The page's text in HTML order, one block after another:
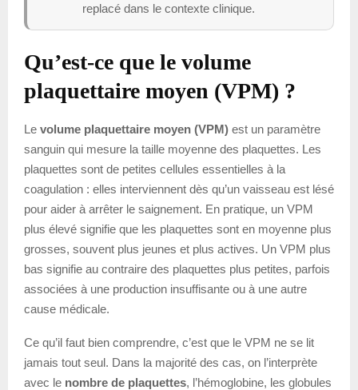
replacé dans le contexte clinique.
Qu’est-ce que le volume
plaquettaire moyen (VPM) ?
Le volume plaquettaire moyen (VPM) est un paramètre
sanguin qui mesure la taille moyenne des plaquettes. Les
plaquettes sont de petites cellules essentielles à la
coagulation : elles interviennent dès qu’un vaisseau est lésé
pour aider à arrêter le saignement. En pratique, un VPM
plus élevé signifie que les plaquettes sont en moyenne plus
grosses, souvent plus jeunes et plus actives. Un VPM plus
bas signifie au contraire des plaquettes plus petites, parfois
associées à une production insuffisante ou à une autre
cause médicale.
Ce qu’il faut bien comprendre, c’est que le VPM ne se lit
jamais tout seul. Dans la majorité des cas, on l’interprète
avec le nombre de plaquettes, l’hémoglobine, les globules